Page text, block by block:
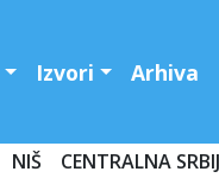
Izvori Arhiva
NIŠ CENTRALNA